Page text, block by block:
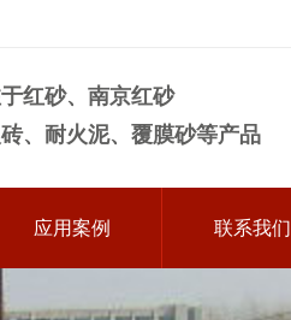
红砂、南京红砂
、耐火泥、覆膜砂等产品
应用案例 联系我们